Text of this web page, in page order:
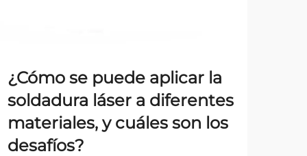
¿Cómo se puede aplicar la
soldadura láser a diferentes
materiales, y cuáles son los
desafíos?